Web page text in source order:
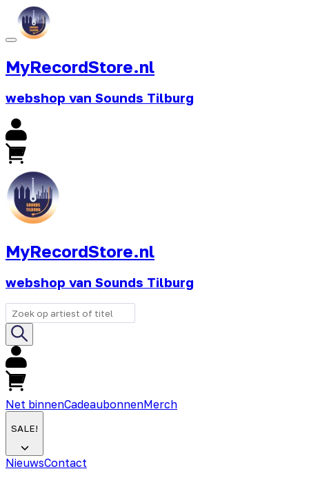
MyRecordStore.nl
webshop van Sounds Tilburg
MyRecordStore.nl
webshop van Sounds Tilburg
Net binnenCadeaubonnenMerch
SALE!
NieuwsContact